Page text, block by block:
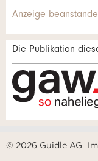
Adresse
Anzeige
Die Publikation
© 2026 Guidle AG